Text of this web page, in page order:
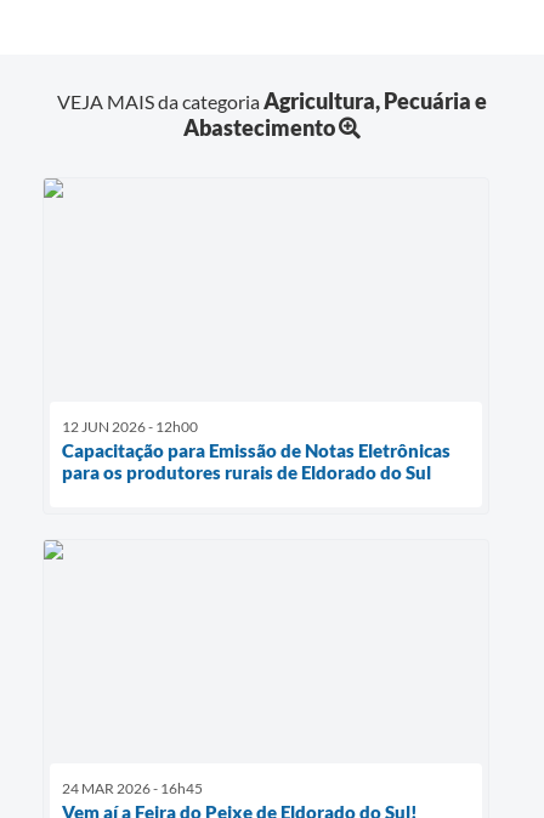
VEJA MAIS da categoriaAgricultura, Pecuária e
Abastecimento
12 JUN 2026 - 12h00
Capacitação para Emissão de Notas Eletrônicas
para os produtores rurais de Eldorado do Sul
24 MAR 2026 - 16h45
Vem aí a Feira do Peixe de Eldorado do Sul!